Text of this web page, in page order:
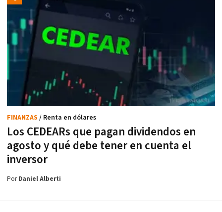
Los CEDEARs que pagan dividendos en
agosto y qué debe tener en cuenta el
inversor
FINANZAS / Renta en dólares
PorDaniel Alberti